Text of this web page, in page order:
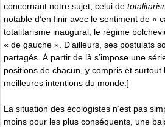
concernant notre sujet, celui de
notable d’en finir avec le sentiment de «
totalitarisme inaugural, le régime
« de gauche ». D’ailleurs, ses postulats
partagés. À partir de là s’impose une
positions de chacun, y compris et surtout
meilleures intentions du monde.]
La situation des écologistes n’est pas
moins pour les plus conséquents, une